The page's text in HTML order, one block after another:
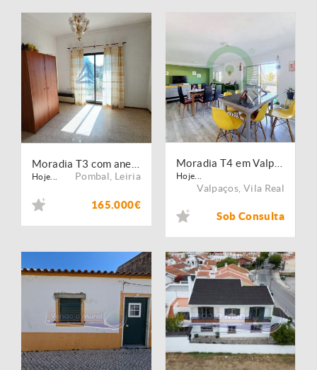
Hoje... Pombal Leiria
165.000€
Hoje...
Valpaços Vila Real
Sob Consulta